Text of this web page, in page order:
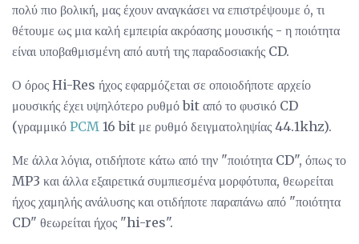
πολύ πιο βολική, μας έχουν αναγκάσει να επιστρέψουμε ό, τι
θέτουμε ως μια καλή εμπειρία ακρόασης μουσικής - η ποιότητα
είναι υποβαθμισμένη από αυτή της παραδοσιακής CD.
Ο όρος Hi-Res ήχος εφαρμόζεται σε οποιοδήποτε αρχείο
μουσικής έχει υψηλότερο ρυθμό bit από το φυσικό CD
(γραμμικό PCM 16 bit με ρυθμό δειγματοληψίας 44.1khz).
Με άλλα λόγια, οτιδήποτε κάτω από την "ποιότητα CD", όπως το
MP3 και άλλα εξαιρετικά συμπιεσμένα μορφότυπα, θεωρείται
ήχος χαμηλής ανάλυσης και οτιδήποτε παραπάνω από "ποιότητα
CD" θεωρείται ήχος "hi-res".